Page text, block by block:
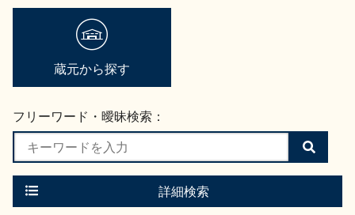
蔵元から探す
フリーワード・曖昧検索：
検
索
す
詳細検索